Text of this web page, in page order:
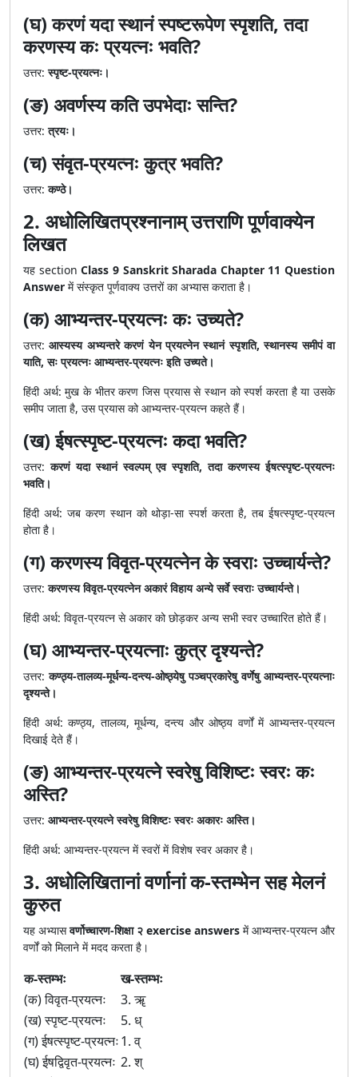
(घ) करणं यदा स्थानं स्पष्टरूपेण स्पृशति, तदा
करणस्य कः प्रयत्नः भवति?
उत्तर:स्पृष्ट-प्रयत्नः।
(ङ) अवर्णस्य कति उपभेदाः सन्ति?
उत्तर:त्रयः।
(च) संवृत-प्रयत्नः कुत्र भवति?
उत्तर:कण्ठे।
2. अधोलिखितप्रश्नानाम् उत्तराणि पूर्णवाक्येन
लिखत
यह sectionClass 9 Sanskrit Sharada Chapter 11 Question
Answer में संस्कृत पूर्णवाक्य उत्तरों का अभ्यास कराता है।
(क) आभ्यन्तर-प्रयत्नः कः उच्यते?
उत्तर:आस्यस्य अभ्यन्तरे करणं येन प्रयत्नेन स्थानं स्पृशति, स्थानस्य समीपं वा
याति, सः प्रयत्नः आभ्यन्तर-प्रयत्नः इति उच्यते।
हिंदी अर्थ: मुख के भीतर करण जिस प्रयास से स्थान को स्पर्श करता है या उसके
समीप जाता है, उस प्रयास को आभ्यन्तर-प्रयत्न कहते हैं।
(ख) ईषत्स्पृष्ट-प्रयत्नः कदा भवति?
उत्तर:करणं यदा स्थानं स्वल्पम् एव स्पृशति, तदा करणस्य ईषत्स्पृष्ट-प्रयत्नः
भवति।
हिंदी अर्थ: जब करण स्थान को थोड़ा-सा स्पर्श करता है, तब ईषत्स्पृष्ट-प्रयत्न
होता है।
(ग) करणस्य विवृत-प्रयत्नेन के स्वराः उच्चार्यन्ते?
उत्तर:करणस्य विवृत-प्रयत्नेन अकारं विहाय अन्ये सर्वे स्वराः उच्चार्यन्ते।
हिंदी अर्थ: विवृत-प्रयत्न से अकार को छोड़कर अन्य सभी स्वर उच्चारित होते हैं।
(घ) आभ्यन्तर-प्रयत्नाः कुत्र दृश्यन्ते?
उत्तर:कण्ठ्य-तालव्य-मूर्धन्य-दन्त्य-ओष्ठ्येषु पञ्चप्रकारेषु वर्णेषु आभ्यन्तर-प्रयत्नाः
दृश्यन्ते।
हिंदी अर्थ: कण्ठ्य, तालव्य, मूर्धन्य, दन्त्य और ओष्ठ्य वर्णों में आभ्यन्तर-प्रयत्न
दिखाई देते हैं।
(ङ) आभ्यन्तर-प्रयत्ने स्वरेषु विशिष्टः स्वरः कः
अस्ति?
उत्तर: आभ्यन्तर-प्रयत्ने स्वरेषु विशिष्टः स्वरः अकारः अस्ति।
हिंदी अर्थ: आभ्यन्तर-प्रयत्न में स्वरों में विशेष स्वर अकार है।
3. अधोलिखितानां वर्णानां क-स्तम्भेन सह मेलनं
कुरुत
यह अभ्यासवर्णोच्चारण-शिक्षा २ exercise answers में आभ्यन्तर-प्रयत्न और
वर्णों को मिलाने में मदद करता है।
क-स्तम्भः
ख-स्तम्भः
(क) विवृत-प्रयत्नः
3. ॠ
(ख) स्पृष्ट-प्रयत्नः
5. ध्
(ग) ईषत्स्पृष्ट-प्रयत्नः1. व्
(घ) ईषद्विवृत-प्रयत्नः 2. श्